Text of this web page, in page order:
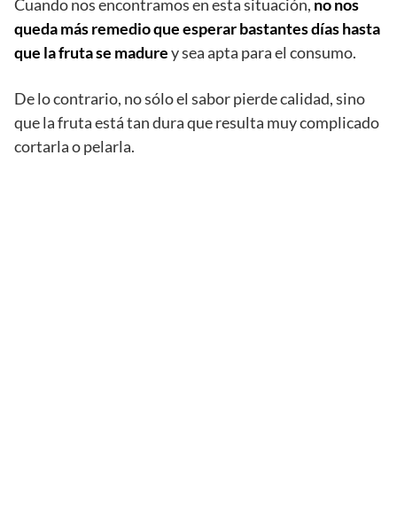
Cuando nos encontramos en esta situación, no nos
queda más remedio que esperar bastantes días hasta
que la fruta se madurey sea apta para el consumo.
De lo contrario, no sólo el sabor pierde calidad, sino
que la fruta está tan dura que resulta muy complicado
cortarla o pelarla.